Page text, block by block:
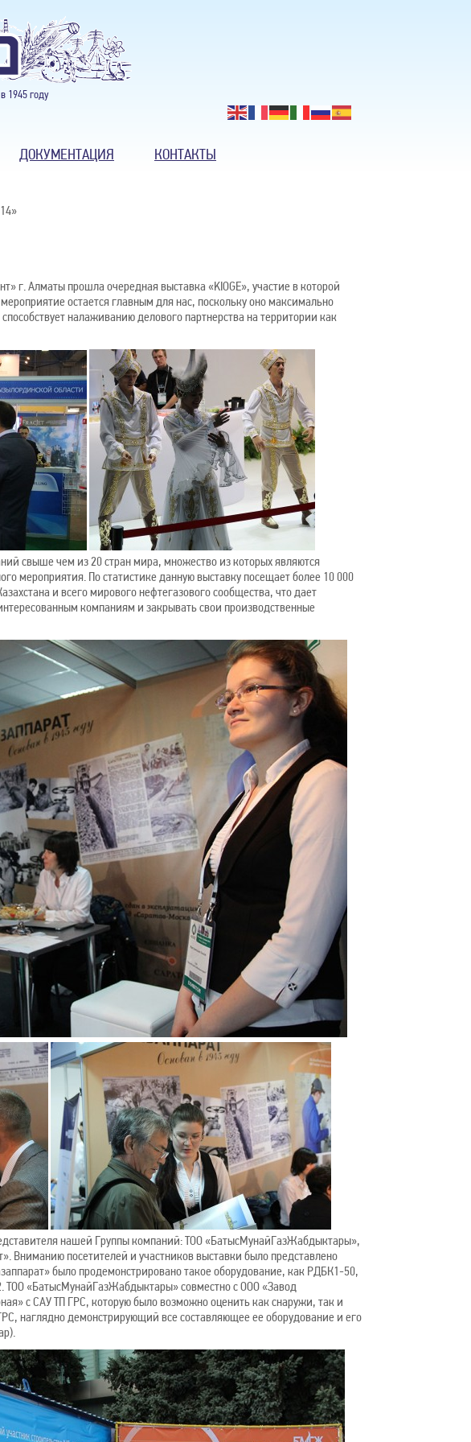
1945 году
ДОКУМЕНТАЦИЯ КОНТАКТЫ
г. Алматы прошла очередная выставка «KIOGE», участие в которой
остается главным для нас, поскольку оно максимально
налаживанию делового партнерства на территории как
свыше чем из 20 стран мира, множество из которых являются
мероприятия. По статистике данную выставку посещает более 10 000
и всего мирового нефтегазового сообщества, что дает
компаниям и закрывать свои производственные
нашей Группы компаний: ТОО «БатысМунайГазЖабдыктары»,
Вниманию посетителей и участников выставки было представлено
было продемонстрировано такое оборудование, как РДБК1-50,
«БатысМунайГазЖабдыктары» совместно с ООО «Завод
с САУ ТП ГРС, которую было возможно оценить как снаружи, так и
наглядно демонстрирующий все составляющее ее оборудование и его